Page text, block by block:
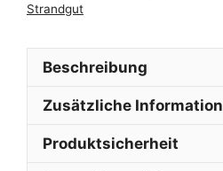
Strandgut
Beschreibung
Zusätzliche Information
Produktsicherheit